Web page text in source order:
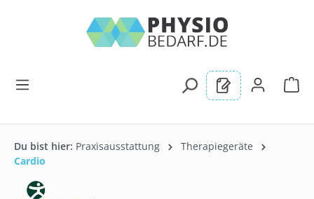
Du bist hier: Praxisausstattung
Therapiegeräte
Cardio